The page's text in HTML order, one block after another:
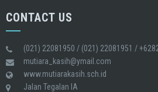
CONTACT US
(021) 22081950 / (021) 22081951 /
mutiara_kasih@ymail.com
www.mutiarakasih.sch.id
Jalan Tegalan IA